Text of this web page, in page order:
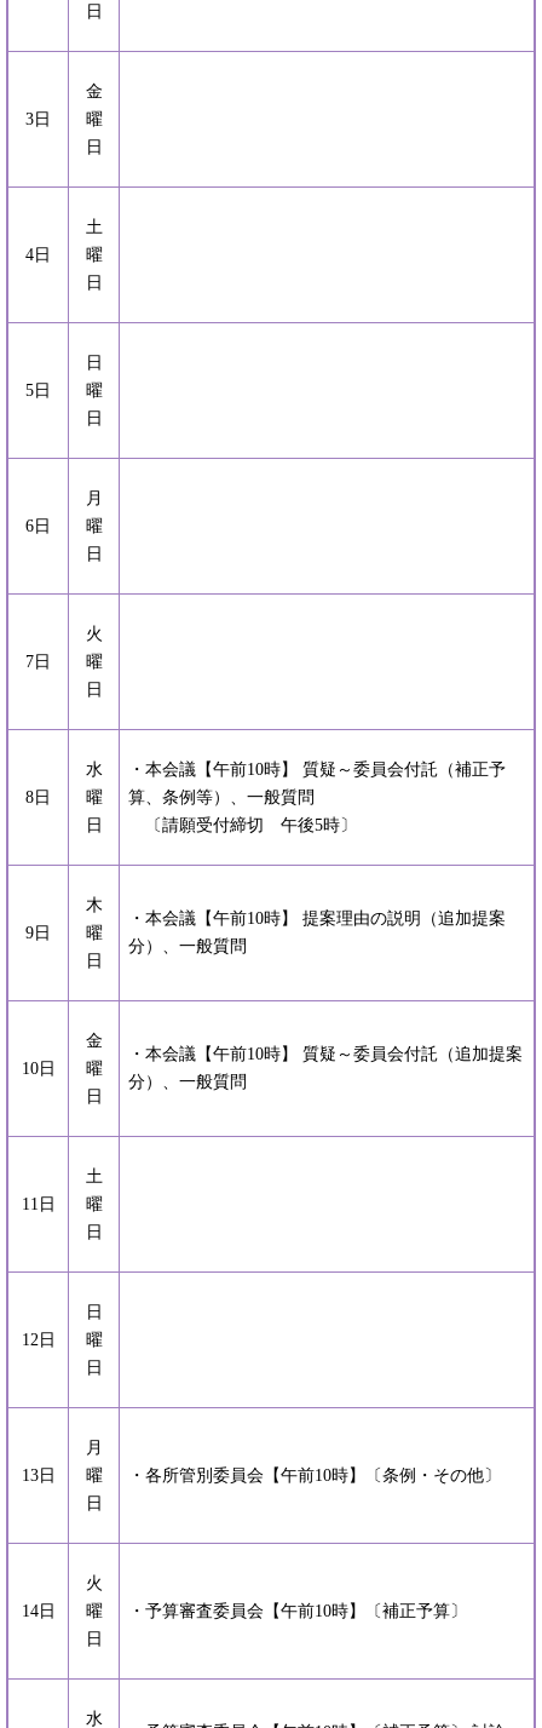
日
3日
金
曜
日
4日
土
曜
日
5日
日
曜
日
6日
月
曜
日
7日
火
曜
日
8日
水
曜
日
・本会議【午前10時】 質疑～委員会付託（補正予
算、条例等）、一般質問
〔請願受付締切 午後5時〕
9日
木
曜
日
・本会議【午前10時】 提案理由の説明（追加提案
分）、一般質問
10日
金
曜
日
・本会議【午前10時】 質疑～委員会付託（追加提案
分）、一般質問
11日
土
曜
日
12日
日
曜
日
13日
月
曜
日
・各所管別委員会【午前10時】〔条例・その他〕
14日
火
曜
日
・予算審査委員会【午前10時】〔補正予算〕
水